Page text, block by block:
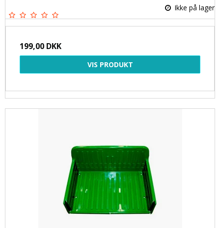
Ikke på lager
199,00 DKK
VIS PRODUKT